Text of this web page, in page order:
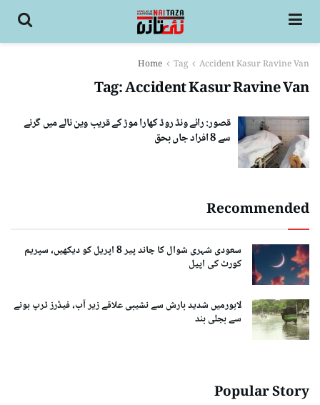
Home Tag Accident Kasur Ravine Van
Tag:Accident Kasur Ravine Van
قصور: رائے ونڈ روڈ کھارا موڑ کے قریب وین نالے میں گرنے
سے 8 افراد جاں بحق
Recommended
سعودی شہری شوال کا چاند پیر 8 اپریل کو دیکھیں، سپریم
کورٹ کی اپیل
لاہورمیں شدید بارش سے نشیبی علاقے زیر آب، فیڈرز ٹرپ ہونے
سے بجلی بند
Popular Story